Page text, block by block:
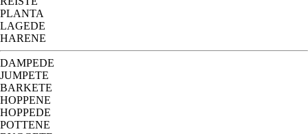
PLANTA
LAGEDE
HARENE
DAMPEDE
JUMPETE
BARKETE
HOPPENE
HOPPEDE
POTTENE